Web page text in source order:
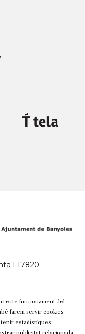
| 17820
Contacteu
funcionament del
farem servir cookies
estadístiques